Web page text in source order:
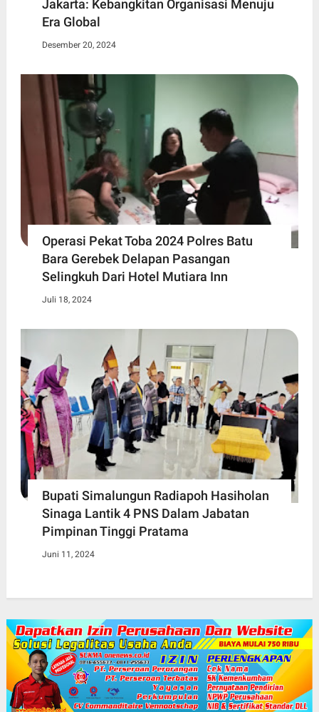
Jakarta: Kebangkitan Organisasi Menuju
Era Global
Desember 20, 2024
Operasi Pekat Toba 2024 Polres Batu
Bara Gerebek Delapan Pasangan
Selingkuh Dari Hotel Mutiara Inn
Juli 18, 2024
Bupati Simalungun Radiapoh Hasiholan
Sinaga Lantik 4 PNS Dalam Jabatan
Pimpinan Tinggi Pratama
Juni 11, 2024